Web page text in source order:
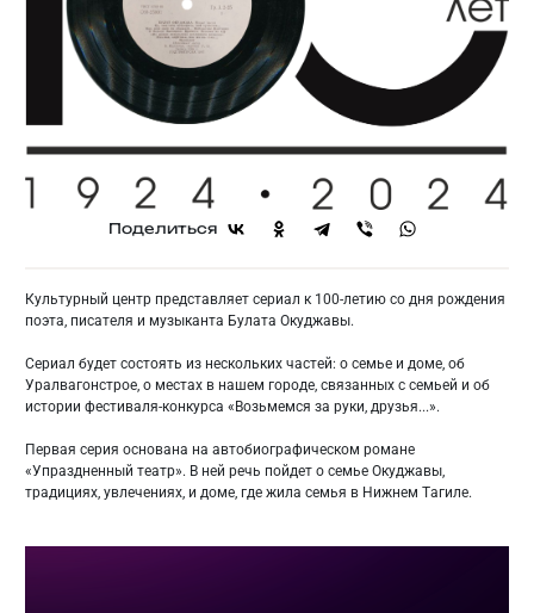
Поделиться
Культурный центр представляет сериал к 100-летию со дня рождения
поэта, писателя и музыканта Булата Окуджавы.
Сериал будет состоять из нескольких частей: о семье и доме, об
Уралвагонстрое, о местах в нашем городе, связанных с семьей и об
истории фестиваля-конкурса «Возьмемся за руки, друзья...».
Первая серия основана на автобиографическом романе
«Упраздненный театр». В ней речь пойдет о семье Окуджавы,
традициях, увлечениях, и доме, где жила семья в Нижнем Тагиле.